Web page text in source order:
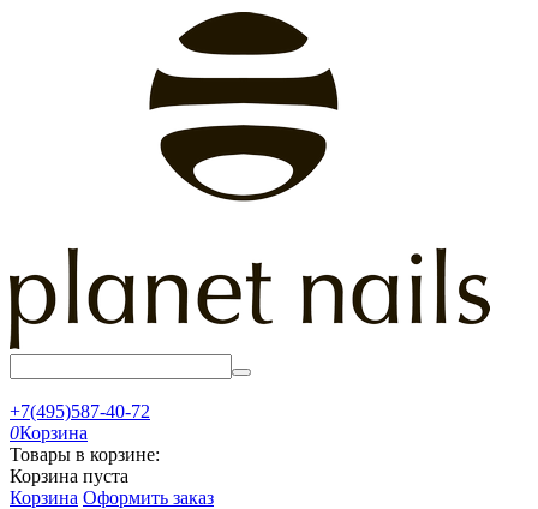
+7(495)587-40-72
0Корзина
Товары в корзине:
Корзина пуста
Корзина Оформить заказ